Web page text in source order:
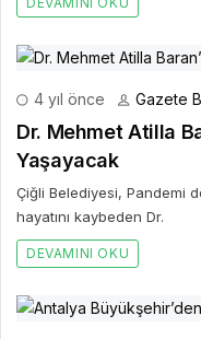
4 yıl önce Gazete
Dr. Mehmet Atilla
Yaşayacak
Çiğli Belediyesi, Pandemi
hayatını kaybeden Dr.
DEVAMINI OKU